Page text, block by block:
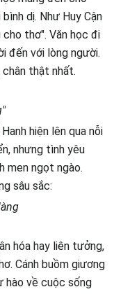
dị. Như Huy Cận
thơ". Văn học đi
đến với lòng người.
thật nhất.
hiện lên qua nỗi
nhưng tình yêu
men ngọt ngào.
sâu sắc:
hóa hay liên tưởng,
Cánh buồm giương
hào về cuộc sống